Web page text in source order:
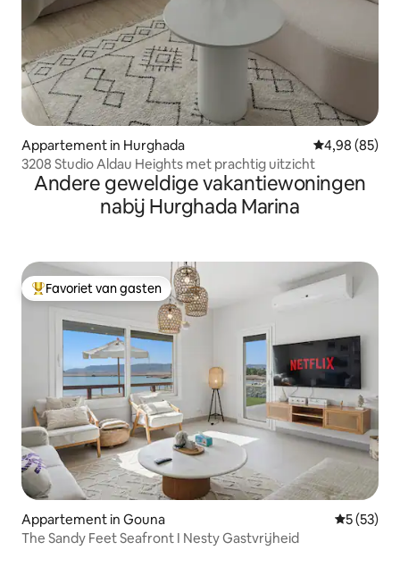
Appartement in Hurghada Gemiddelde
4,98 (85)
3208 Studio Aldau Heights met prachtig uitzicht
Andere geweldige vakantiewoningen
nabij Hurghada Marina
Topfavoriet van gasten
Favoriet van gasten
Appartement in Gouna
5 (53)
The Sandy Feet Seafront I Nesty Gastvrijheid